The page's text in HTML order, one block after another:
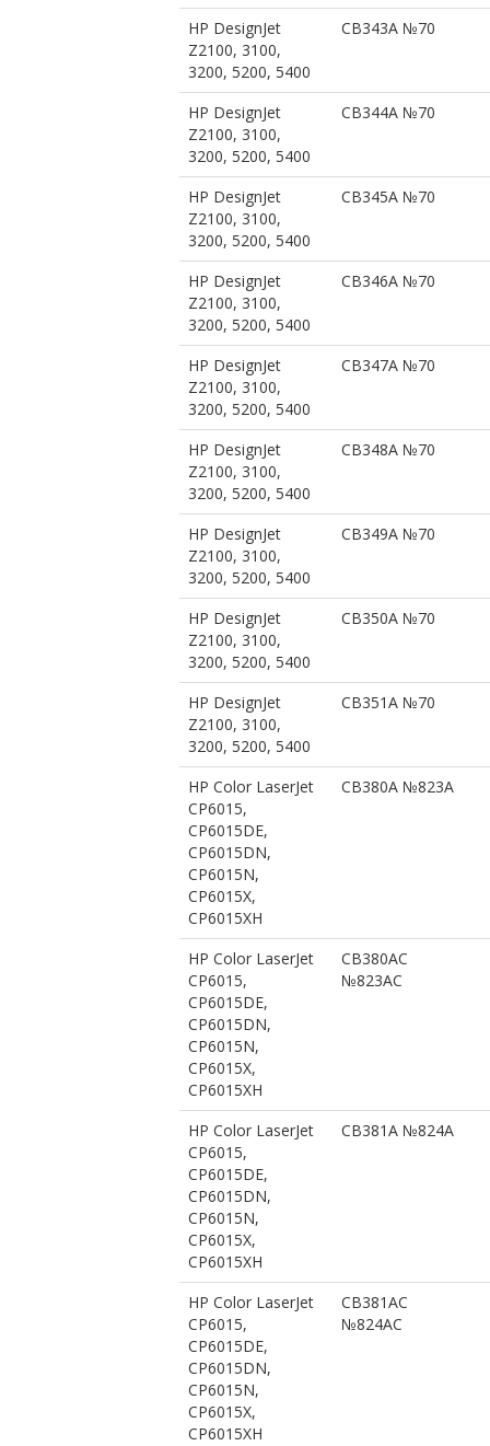
HP DesignJet
Z2100, 3100,
3200, 5200, 5400
CB343A №70
HP DesignJet
Z2100, 3100,
3200, 5200, 5400
CB344A №70
HP DesignJet
Z2100, 3100,
3200, 5200, 5400
CB345A №70
HP DesignJet
Z2100, 3100,
3200, 5200, 5400
CB346A №70
HP DesignJet
Z2100, 3100,
3200, 5200, 5400
CB347A №70
HP DesignJet
Z2100, 3100,
3200, 5200, 5400
CB348A №70
HP DesignJet
Z2100, 3100,
3200, 5200, 5400
CB349A №70
HP DesignJet
Z2100, 3100,
3200, 5200, 5400
CB350A №70
HP DesignJet
Z2100, 3100,
3200, 5200, 5400
CB351A №70
HP Color LaserJet
CP6015,
CP6015DE,
CP6015DN,
CP6015N,
CP6015X,
CP6015XH
CB380A №823A
HP Color LaserJet
CP6015,
CP6015DE,
CP6015DN,
CP6015N,
CP6015X,
CP6015XH
CB380AC
№823AC
HP Color LaserJet
CP6015,
CP6015DE,
CP6015DN,
CP6015N,
CP6015X,
CP6015XH
CB381A №824A
HP Color LaserJet
CP6015,
CP6015DE,
CP6015DN,
CP6015N,
CP6015X,
CP6015XH
CB381AC
№824AC